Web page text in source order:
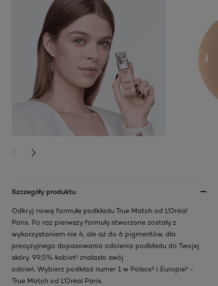
PREVIOUS CARD
NEXT CARD
Szczegóły produktu
Odkryj nową formułę podkładu True Match od L'Oréal
Paris. Po raz pierwszy formuły stworzone zostały z
wykorzystaniem nie 4, ale aż do 6 pigmentów, dla
precyzyjnego dopasowania odcienia podkładu do Twojej
skóry. 99,5% kobiet¹ znalazło swój
odcień. Wybierz podkład numer 1 w Polsce² i Europie³ -
True Match od L'Oréal Paris.​